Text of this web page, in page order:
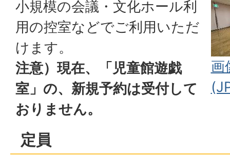
画
小規模の会議・文化ホール利
用の控室などでご利用いただ
けます。
注意）現在、「児童館遊戯
室」の、新規予約は受付して
おりません。
定員